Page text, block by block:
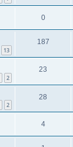
0
13
187
2
23
2
28
4